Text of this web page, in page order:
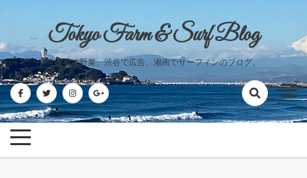
content
Tokyo Farm & Surf Blog
世田谷で野菜、渋谷で広告、湘南でサーフィンのブログ。